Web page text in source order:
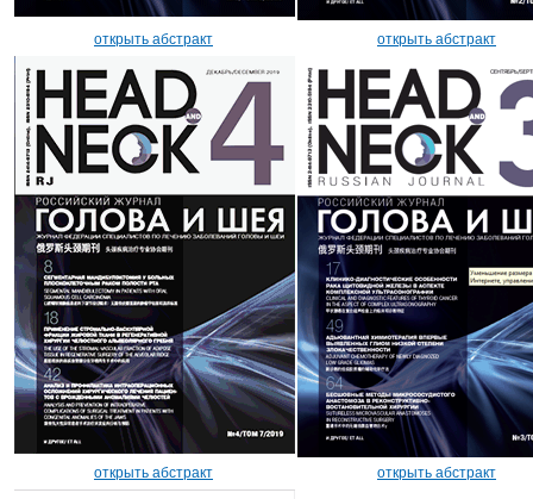
открыть абстракт открыть абстракт
открыть абстракт открыть абстракт